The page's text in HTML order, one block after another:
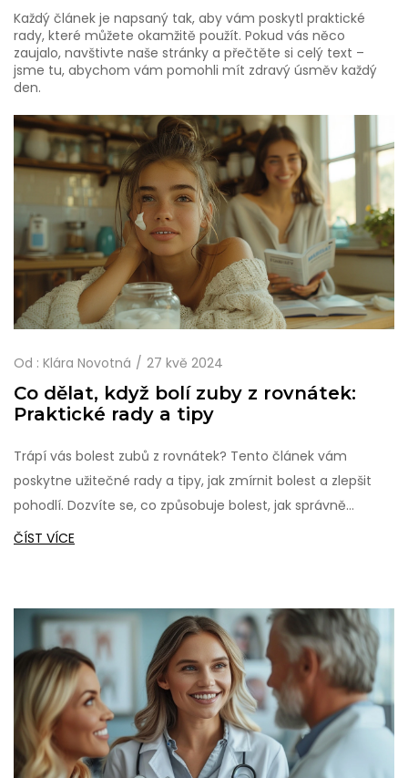
Každý článek je napsaný tak, aby vám poskytl praktické
rady, které můžete okamžitě použít. Pokud vás něco
zaujalo, navštivte naše stránky a přečtěte si celý text –
jsme tu, abychom vám pomohli mít zdravý úsměv každý
den.
Od : Klára Novotná 27 kvě 2024
Co dělat, když bolí zuby z rovnátek:
Praktické rady a tipy
Trápí vás bolest zubů z rovnátek? Tento článek vám
poskytne užitečné rady a tipy, jak zmírnit bolest a zlepšit
pohodlí. Dozvíte se, co způsobuje bolest, jak správně
pečovat o zuby s rovnátky a jaké jsou nejlepší domácí
ČÍST VÍCE